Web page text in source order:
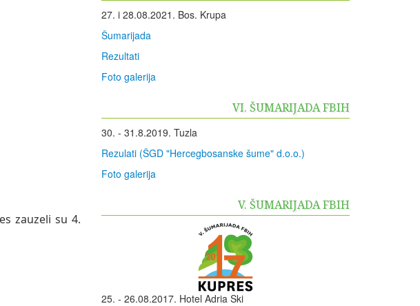
zauzeli su 4.
27. i 28.08.2021. Bos. Krupa
Šumarijada
Rezultati
Foto galerija
VI. ŠUMARIJADA FBIH
30. - 31.8.2019. Tuzla
Rezulati (ŠGD "Hercegbosanske šume" d.o.o.)
Foto galerija
V. ŠUMARIJADA FBIH
25. - 26.08.2017. Hotel Adria Ski